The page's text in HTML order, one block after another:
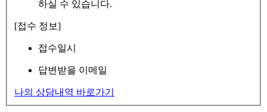
하실 수 있습니다.
[접수 정보]
접수일시
답변받을 이메일
나의 상담내역 바로가기